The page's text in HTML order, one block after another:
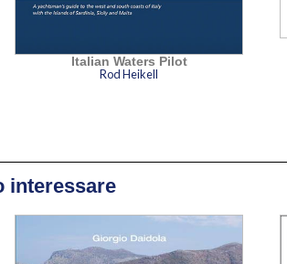
Italian Waters Pilot
Rod Heikell
interessare